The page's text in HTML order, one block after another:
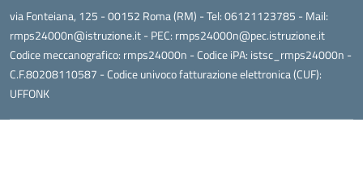
via Fonteiana, 125 - 00152 Roma (RM) - Tel:06121123785 - Mail:
rmps24000n@istruzione.it- PEC: rmps24000n@pec.istruzione.it
Codice meccanografico: rmps24000n - Codice iPA: istsc_rmps24000n -
C.F.80208110587 - Codice univoco fatturazione elettronica (CUF):
UFFONK